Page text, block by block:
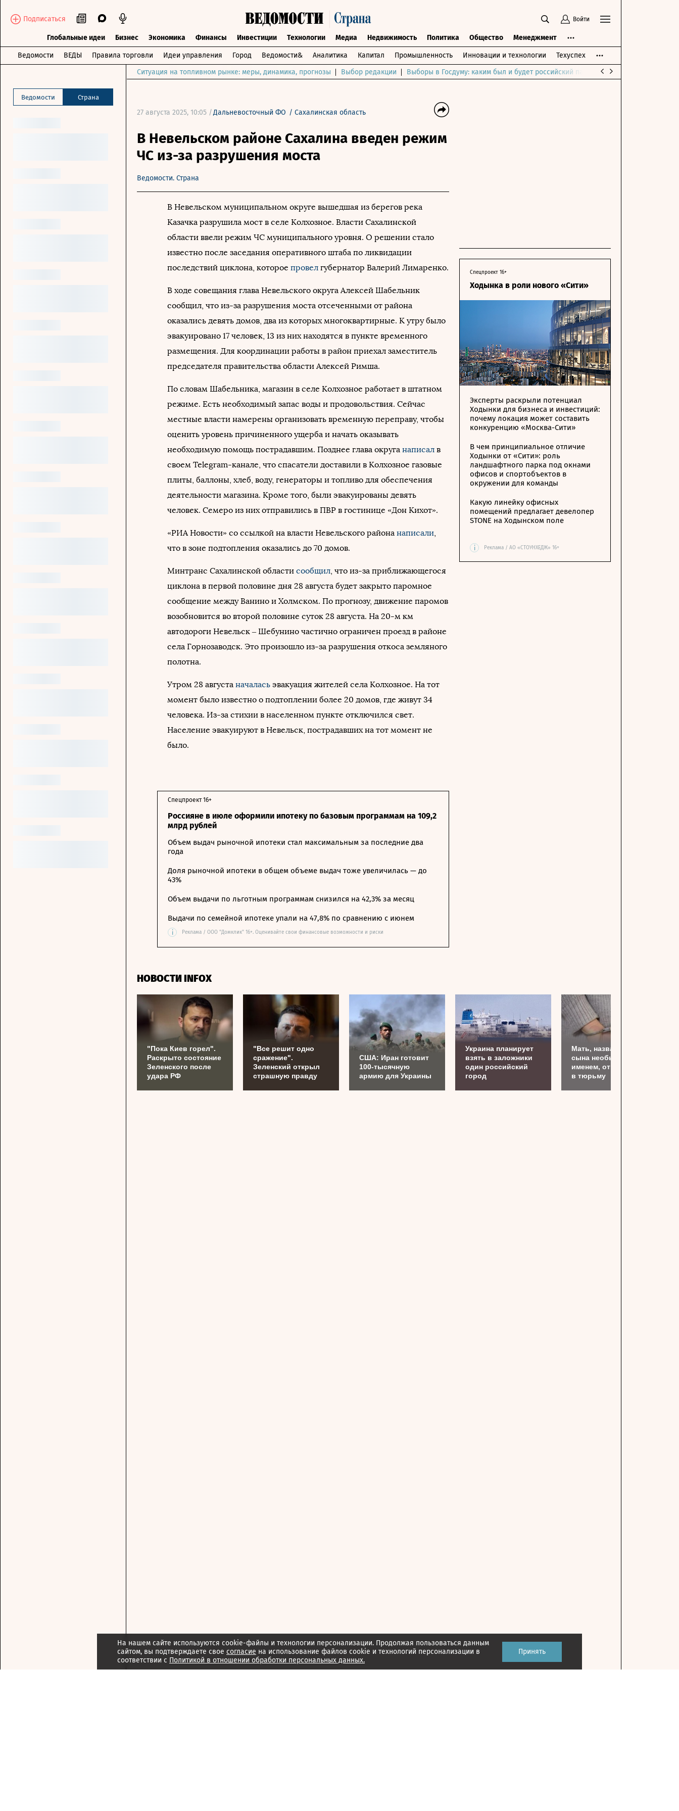
На нашем сайте используются cookie-файлы и технологии персонализации. Продолжая пользоваться данным
сайтом, вы подтверждаете свое согласие на использование файлов cookie и технологий персонализации в
соответствии с Политикой в отношении обработки персональных данных.
Принять
Подписаться Войти
Глобальные идеи Бизнес Экономика Финансы Инвестиции Технологии Медиа Недвижимость Политика Общество Менеджмент
Ведомости ВЕДЫ Правила торговли Идеи управления Город Ведомости& Аналитика Капитал Промышленность Инновации и технологии Техуспех
Ведомости Страна
Ситуация на топливном рынке: меры, динамика, прогнозы Выбор редакции Выборы в Госдуму: каким был и будет российский парламент
27 августа 2025, 10:05 /Дальневосточный ФО / Сахалинская область
В Невельском районе Сахалина введен режим
ЧС из-за разрушения моста
Ведомости. Страна
В Невельском муниципальном округе вышедшая из берегов река
Казачка разрушила мост в селе Колхозное. Власти Сахалинской
области ввели режим ЧС муниципального уровня. О решении стало
известно после заседания оперативного штаба по ликвидации
последствий циклона, которое провел губернатор Валерий Лимаренко.
В ходе совещания глава Невельского округа Алексей Шабельник
сообщил, что из-за разрушения моста отсеченными от района
оказались девять домов, два из которых многоквартирные. К утру было
эвакуировано 17 человек, 13 из них находятся в пункте временного
размещения. Для координации работы в район приехал заместитель
председателя правительства области Алексей Римша.
По словам Шабельника, магазин в селе Колхозное работает в штатном
режиме. Есть необходимый запас воды и продовольствия. Сейчас
местные власти намерены организовать временную переправу, чтобы
оценить уровень причиненного ущерба и начать оказывать
необходимую помощь пострадавшим. Позднее глава округа написал в
своем Telegram-канале, что спасатели доставили в Колхозное газовые
плиты, баллоны, хлеб, воду, генераторы и топливо для обеспечения
деятельности магазина. Кроме того, были эвакуированы девять
человек. Семеро из них отправились в ПВР в гостинице «Дон Кихот».
«РИА Новости» со ссылкой на власти Невельского района написали,
что в зоне подтопления оказались до 70 домов.
Минтранс Сахалинской области сообщил, что из-за приближающегося
циклона в первой половине дня 28 августа будет закрыто паромное
сообщение между Ванино и Холмском. По прогнозу, движение паромов
возобновится во второй половине суток 28 августа. На 20-м км
автодороги Невельск – Шебунино частично ограничен проезд в районе
села Горнозаводск. Это произошло из-за разрушения откоса земляного
полотна.
Утром 28 августа началась эвакуация жителей села Колхозное. На тот
момент было известно о подтоплении более 20 домов, где живут 34
человека. Из-за стихии в населенном пункте отключился свет.
Население эвакуируют в Невельск, пострадавших на тот момент не
было.
Россияне в июле оформили ипотеку по базовым программам на 109,2
млрд рублей
Спецпроект 16+
Объем выдач рыночной ипотеки стал максимальным за последние два
года
Доля рыночной ипотеки в общем объеме выдач тоже увеличилась — до
43%
Объем выдачи по льготным программам снизился на 42,3% за месяц
Выдачи по семейной ипотеке упали на 47,8% по сравнению с июнем
i Реклама / ООО "Домклик" 16+. Оценивайте свои финансовые возможности и риски
Спецпроект 16+
Ходынка в роли нового «Сити»
Эксперты раскрыли потенциал
Ходынки для бизнеса и инвестиций:
почему локация может составить
конкуренцию «Москва-Сити»
В чем принципиальное отличие
Ходынки от «Сити»: роль
ландшафтного парка под окнами
офисов и спортобъектов в
окружении для команды
Какую линейку офисных
помещений предлагает девелопер
STONE на Ходынском поле
i Реклама / АО «СТОУНХЕДЖ» 16+
НОВОСТИ INFOX
"Пока Киев горел".
Раскрыто состояние
Зеленского после
удара РФ
"Все решит одно
сражение".
Зеленский открыл
страшную правду
США: Иран готовит
100-тысячную
армию для Украины
Украина планирует
взять в заложники
один российский
город
Мать, назвавшую
сына необычным
именем, отправили
в тюрьму